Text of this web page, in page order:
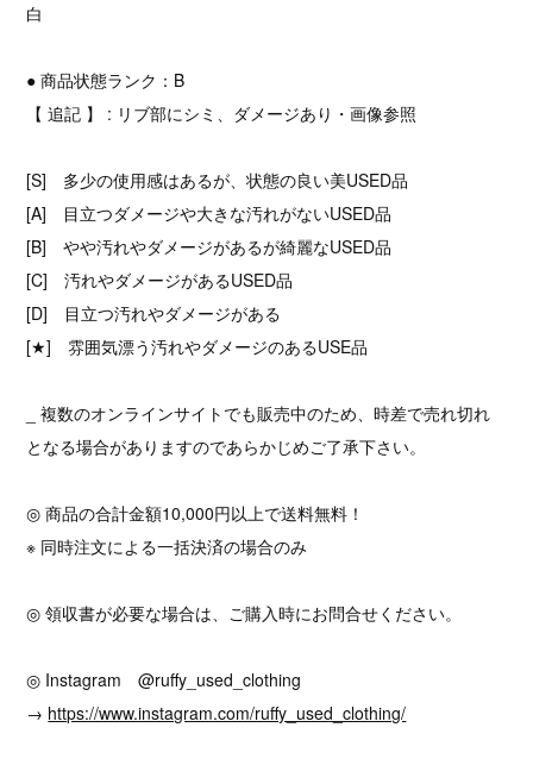
白
● 商品状態ランク：B
【 追記 】 : リブ部にシミ、ダメージあり・画像参照
[S] 多少の使用感はあるが、状態の良い美USED品
[A] 目立つダメージや大きな汚れがないUSED品
[B] やや汚れやダメージがあるが綺麗なUSED品
[C] 汚れやダメージがあるUSED品
[D] 目立つ汚れやダメージがある
[★] 雰囲気漂う汚れやダメージのあるUSE品
_ 複数のオンラインサイトでも販売中のため、時差で売れ切れ
となる場合がありますのであらかじめご了承下さい。
◎ 商品の合計金額10,000円以上で送料無料！
※ 同時注文による一括決済の場合のみ
◎ 領収書が必要な場合は、ご購入時にお問合せください。
◎ Instagram @ruffy_used_clothing
→ https://www.instagram.com/ruffy_used_clothing/